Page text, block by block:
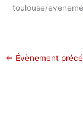
toulouse/
← Évènement